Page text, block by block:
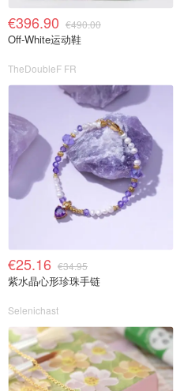
€396.90 €490.00
Off-White运动鞋
TheDoubleF FR
€25.16 €34.95
紫水晶心形珍珠手链
Selenichast